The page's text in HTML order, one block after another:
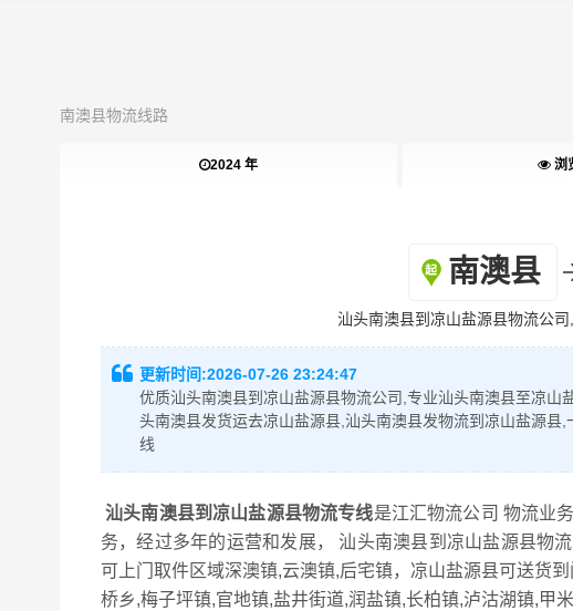
南澳县物流线路
2024 年 浏
南澳县
汕头南澳县到凉山盐源县物流公
更新时间:2026-07-26 23:24:47
优质汕头南澳县到凉山盐源县物流公司,专业汕头南澳县至凉山
头南澳县发货运去凉山盐源县,汕头南澳县发物流到凉山盐源县
线
汕头南澳县到凉山盐源县物流专线是江汇物流公司 物流业
务，经过多年的运营和发展， 汕头南澳县到凉山盐源县物
可上门取件区域深澳镇,云澳镇,后宅镇，凉山盐源县可送货
桥乡,梅子坪镇,官地镇,盐井街道,润盐镇,长柏镇,泸沽湖镇,甲